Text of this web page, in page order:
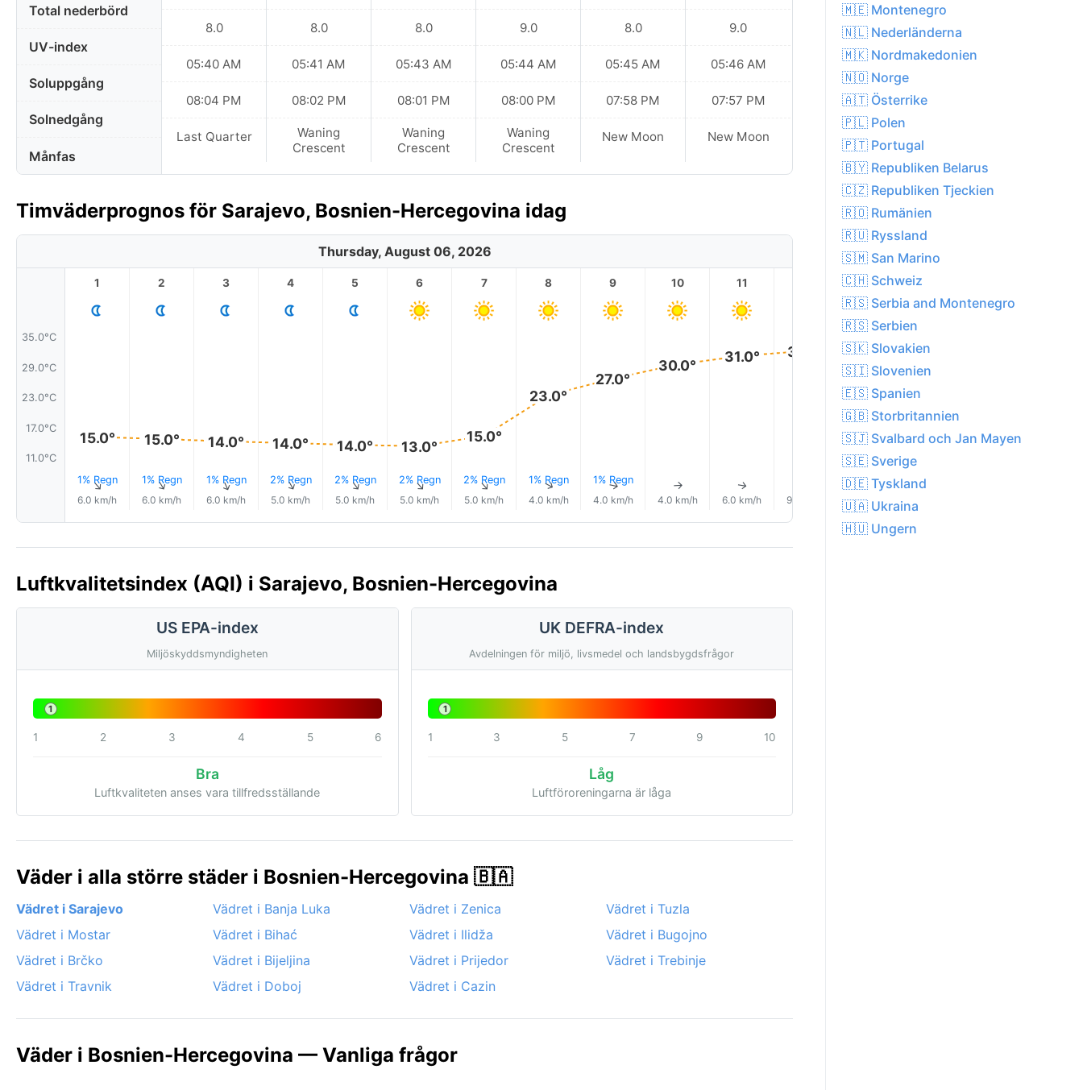
Total nederbörd
UV-index
Soluppgång
Solnedgång
Månfas
8.0
05:40 AM
08:04 PM
Last Quarter
8.0
05:41 AM
08:02 PM
Waning
Crescent
8.0
05:43 AM
08:01 PM
Waning
Crescent
9.0
05:44 AM
08:00 PM
Waning
Crescent
8.0
05:45 AM
07:58 PM
New Moon
9.0
05:46 AM
07:57 PM
New Moon
Timväderprognos för Sarajevo, Bosnien-Hercegovina idag
Thursday, August 06, 2026
35.0°C
29.0°C
23.0°C
17.0°C
11.0°C
1
15.0°
1% Regn
↑
6.0 km/h
2
15.0°
1% Regn
↑
6.0 km/h
3
14.0°
1% Regn
↑
6.0 km/h
4
14.0°
2% Regn
↑
5.0 km/h
5
14.0°
2% Regn
↑
5.0 km/h
6
13.0°
2% Regn
↑
5.0 km/h
7
15.0°
2% Regn
↑
5.0 km/h
8
23.0°
1% Regn
↑
4.0 km/h
9
27.0°
1% Regn
↑
4.0 km/h
10
30.0°
↑
4.0 km/h
11
31.0°
↑
6.0 km/h
32.0°
9.0 km/h
13
33.0°
↑
11.0 km/h
33.0°
Luftkvalitetsindex (AQI) i Sarajevo, Bosnien-Hercegovina
US EPA-index
Miljöskyddsmyndigheten
1
1 2 3 4 5 6
Bra
Luftkvaliteten anses vara tillfredsställande
UK DEFRA-index
Avdelningen för miljö, livsmedel och landsbygdsfrågor
1
1 3 5 7 9 10
Låg
Luftföroreningarna är låga
Väder i alla större städer i Bosnien-Hercegovina 🇧🇦
Vädret i Sarajevo Vädret i Banja Luka Vädret i Zenica
Vädret i Tuzla
Vädret i Mostar
Vädret i Bihać Vädret i Ilidža
Vädret i Bugojno
Vädret i Brčko
Vädret i Bijeljina Vädret i Prijedor
Vädret i Trebinje
Vädret i Travnik
Vädret i Doboj Vädret i Cazin
Väder i Bosnien-Hercegovina — Vanliga frågor
🇲🇪 Montenegro
🇳🇱 Nederländerna
🇲🇰 Nordmakedonien
🇳🇴 Norge
🇦🇹 Österrike
🇵🇱 Polen
🇵🇹 Portugal
🇧🇾 Republiken Belarus
🇨🇿 Republiken Tjeckien
🇷🇴 Rumänien
🇷🇺 Ryssland
🇸🇲 San Marino
🇨🇭 Schweiz
🇷🇸 Serbia and Montenegro
🇷🇸 Serbien
🇸🇰 Slovakien
🇸🇮 Slovenien
🇪🇸 Spanien
🇬🇧 Storbritannien
🇸🇯 Svalbard och Jan Mayen
🇸🇪 Sverige
🇩🇪 Tyskland
🇺🇦 Ukraina
🇭🇺 Ungern